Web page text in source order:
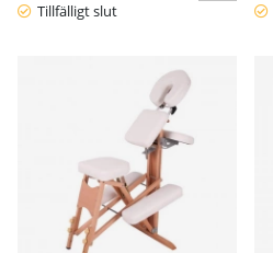
Tillfälligt slut